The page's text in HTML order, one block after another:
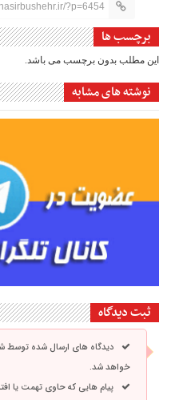
?p=6454
برچسب ها
این مطلب بدون برچسب می باشد.
نوشته های مشابه
ثبت دیدگاه
دیدگاه های ارسال شده توسط
خواهد شد.
پیام هایی که حاوی تهمت یا